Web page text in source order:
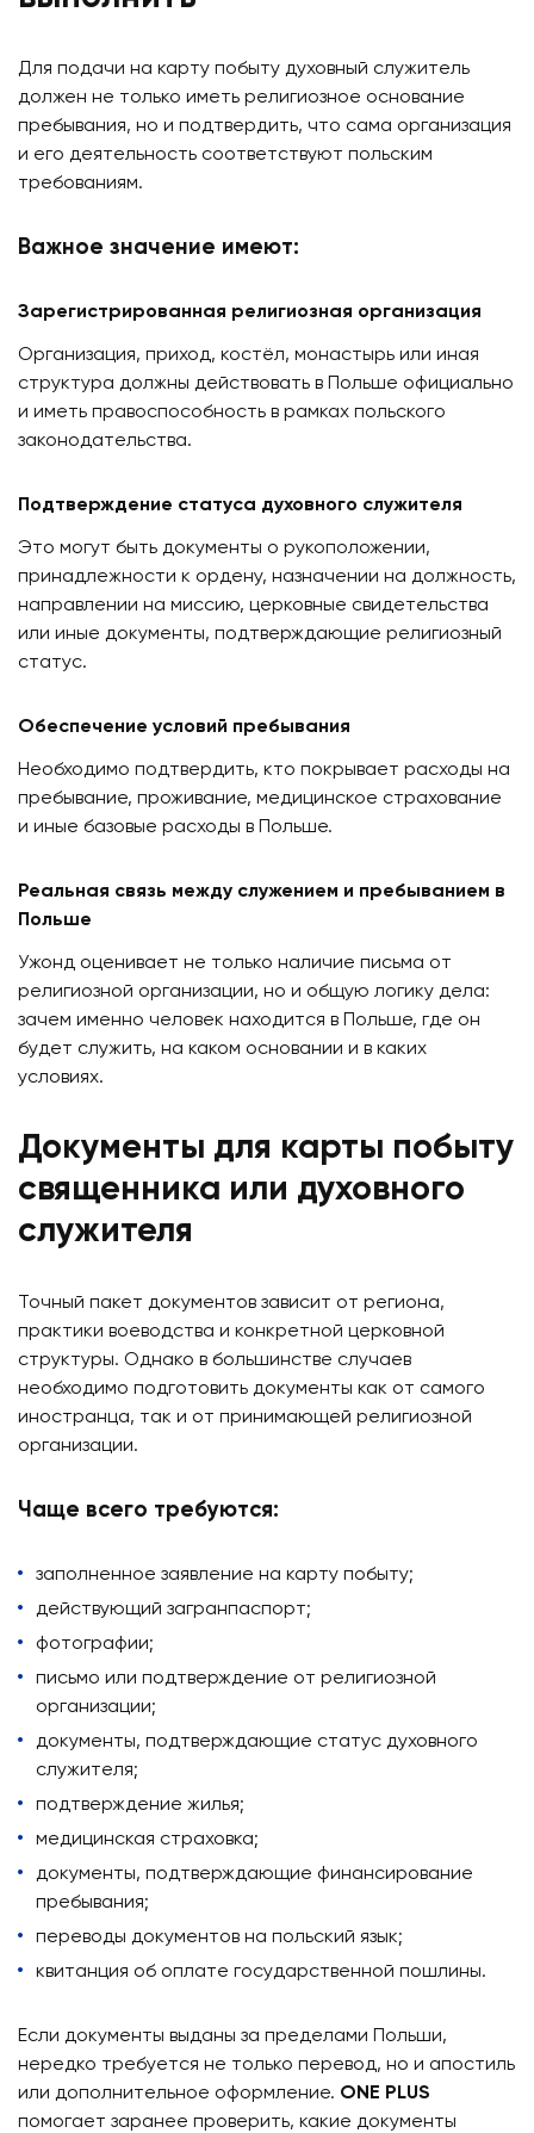
Для подачи на карту побыту духовный служитель
должен не только иметь религиозное основание
пребывания, но и подтвердить, что сама организация
и его деятельность соответствуют польским
требованиям.
Важное значение имеют:
Зарегистрированная религиозная организация
Организация, приход, костёл, монастырь или иная
структура должны действовать в Польше официально
и иметь правоспособность в рамках польского
законодательства.
Подтверждение статуса духовного служителя
Это могут быть документы о рукоположении,
принадлежности к ордену, назначении на должность,
направлении на миссию, церковные свидетельства
или иные документы, подтверждающие религиозный
статус.
Обеспечение условий пребывания
Необходимо подтвердить, кто покрывает расходы на
пребывание, проживание, медицинское страхование
и иные базовые расходы в Польше.
Реальная связь между служением и пребыванием в
Польше
Ужонд оценивает не только наличие письма от
религиозной организации, но и общую логику дела:
зачем именно человек находится в Польше, где он
будет служить, на каком основании и в каких
условиях.
Документы для карты побыту
священника или духовного
служителя
Точный пакет документов зависит от региона,
практики воеводства и конкретной церковной
структуры. Однако в большинстве случаев
необходимо подготовить документы как от самого
иностранца, так и от принимающей религиозной
организации.
Чаще всего требуются:
заполненное заявление на карту побыту;
действующий загранпаспорт;
фотографии;
письмо или подтверждение от религиозной
организации;
документы, подтверждающие статус духовного
служителя;
подтверждение жилья;
медицинская страховка;
документы, подтверждающие финансирование
пребывания;
переводы документов на польский язык;
квитанция об оплате государственной пошлины.
Если документы выданы за пределами Польши,
нередко требуется не только перевод, но и апостиль
или дополнительное оформление. ONE PLUS
помогает заранее проверить, какие документы